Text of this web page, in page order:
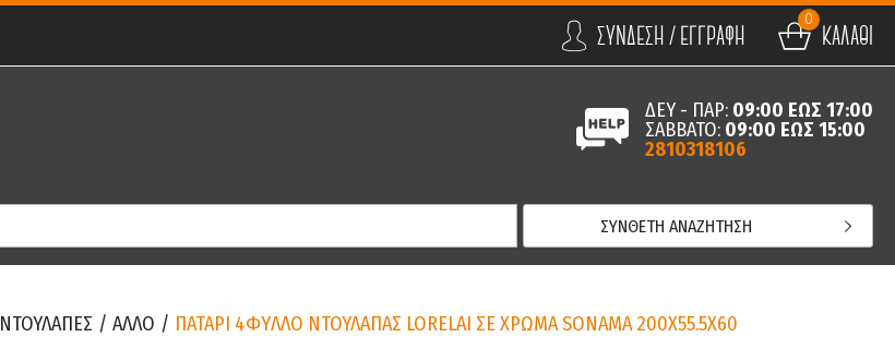
ΣΥΝΔΕΣΗ / ΕΓΓΡΑΦΗ ΚΑΛΑΘΙ
0
ΔΕΥ - ΠΑΡ: 09:00 ΕΩΣ 17:00
ΣΑΒΒΑΤΟ: 09:00 ΕΩΣ 15:00
2810318106
ΣΥΝΘΕΤΗ ΑΝΑΖΗΤΗΣΗ
ΝΤΟΥΛΑΠΕΣ / ΑΛΛΟ / ΠΑΤΑΡΙ 4ΦYΛΛO ΝΤΟΥΛΑΠΑΣ LORELAI ΣΕ ΧΡΩΜΑ SONAMA 200Χ55.5Χ60